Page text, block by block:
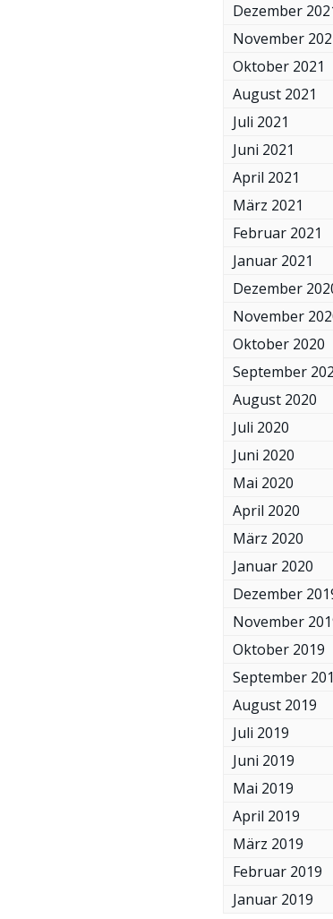
Dezember
November
Oktober 2021
August 2021
Juli 2021
Juni 2021
April 2021
März 2021
Februar 2021
Januar 2021
Dezember
November
Oktober 2020
September
August 2020
Juli 2020
Juni 2020
Mai 2020
April 2020
März 2020
Januar 2020
Dezember
November
Oktober 2019
September
August 2019
Juli 2019
Juni 2019
Mai 2019
April 2019
März 2019
Februar 2019
Januar 2019